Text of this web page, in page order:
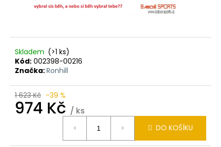
Skladem (>1 ks)
Kód: 002398-00216
Značka:Ronhill
1 623 Kč –39 %
974 Kč / ks
DO KOŠÍKU